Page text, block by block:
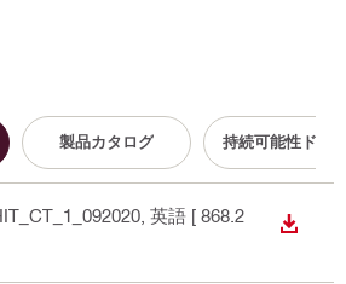
製品カタログ 持続可能性ドキ
, 英語 [ 868.2
ダウン